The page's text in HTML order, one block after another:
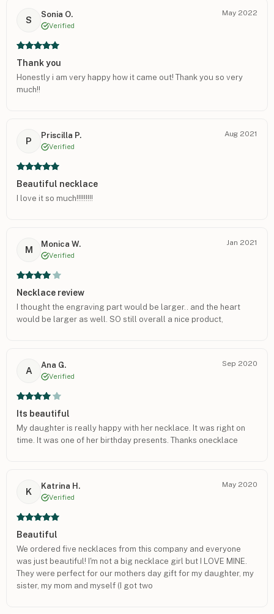
S
Sonia O.
Verified
May 2022
Thank you
Honestly i am very happy how it came out! Thank you so very
much!!
P
Priscilla P.
Verified
Aug 2021
Beautiful necklace
I love it so much!!!!!!!!!
M
Monica W.
Verified
Jan 2021
Necklace review
I thought the engraving part would be larger.. and the heart
would be larger as well. SO still overall a nice product,
A
Ana G.
Verified
Sep 2020
Its beautiful
My daughter is really happy with her necklace. It was right on
time. It was one of her birthday presents. Thanks onecklace
K
Katrina H.
Verified
May 2020
Beautiful
We ordered five necklaces from this company and everyone
was just beautiful! I'm not a big necklace girl but I LOVE MINE.
They were perfect for our mothers day gift for my daughter, my
sister, my mom and myself (I got two